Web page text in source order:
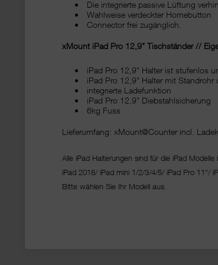
Die integrierte passive Lüftung
Wahlweise verdeckter Homebutton
Connector frei zugänglich.
xMount iPad Pro 12,9" Tischständer //
iPad Pro 12,9" Halter ist stufenlos
iPad Pro 12,9" Halter mit Standrohr
integrierte Ladefunktion
iPad Pro 12,9" Diebstahlsicherung
6kg Fuss
Lieferumfang: xMount@Counter incl.
Alle iPad Halterungen sind für die iPad
iPad 2018/ iPad mini 1/2/3/4/5/ iPad Pro 11“/
Bitte wählen Sie Ihr Modell aus.